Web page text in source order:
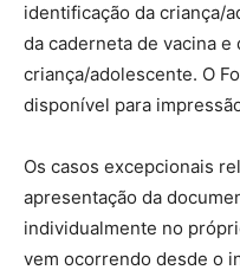
identificação da criança/
da caderneta de vacina e
criança/adolescente. O
disponível para
Os casos excepcionais
apresentação da
individualmente no
vem ocorrendo desde o